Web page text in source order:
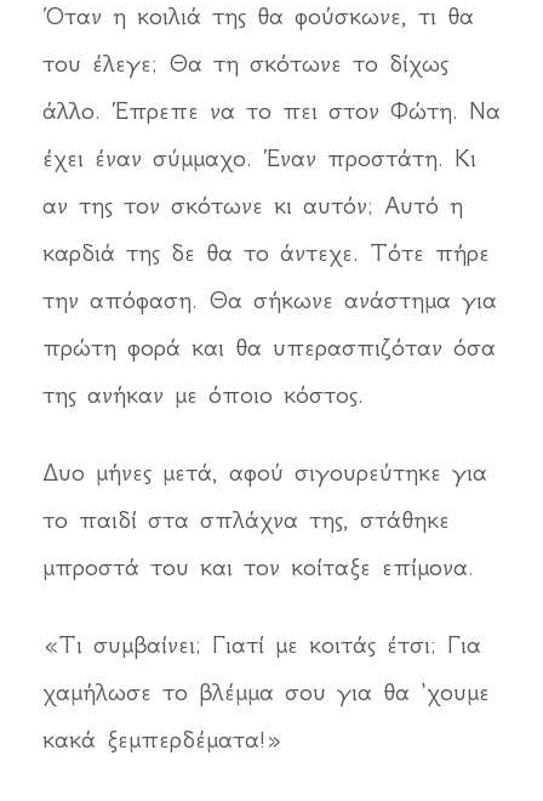
Όταν η κοιλιά της θα φούσκωνε, τι θα
του έλεγε; Θα τη σκότωνε το δίχως
άλλο. Έπρεπε να το πει στον Φώτη. Να
έχει έναν σύμμαχο. Έναν προστάτη. Κι
αν της τον σκότωνε κι αυτόν; Αυτό η
καρδιά της δε θα το άντεχε. Τότε πήρε
την απόφαση. Θα σήκωνε ανάστημα για
πρώτη φορά και θα υπερασπιζόταν όσα
της ανήκαν με όποιο κόστος.
Δυο μήνες μετά, αφού σιγουρεύτηκε για
το παιδί στα σπλάχνα της, στάθηκε
μπροστά του και τον κοίταξε επίμονα.
«Τι συμβαίνει; Γιατί με κοιτάς έτσι; Για
χαμήλωσε το βλέμμα σου για θα ‘χουμε
κακά ξεμπερδέματα!»